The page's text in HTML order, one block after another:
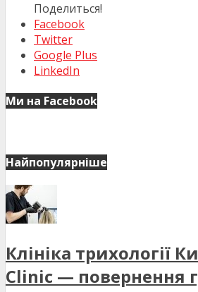
Поделиться!
Facebook
Twitter
Google Plus
LinkedIn
Ми на Facebook
Найпопулярніше
Клініка трихології
Clinic — повернення